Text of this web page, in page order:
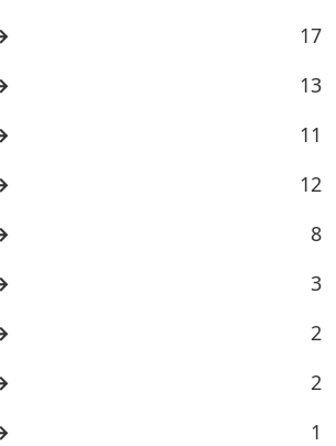
17
13
11
12
8
3
2
2
1